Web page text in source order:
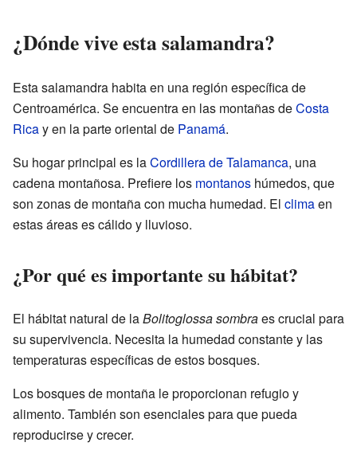
¿Dónde vive esta salamandra?
Esta salamandra habita en una región específica de
Centroamérica. Se encuentra en las montañas deCosta
Ricay en la parte oriental de Panamá.
Su hogar principal es laCordillera de Talamanca, una
cadena montañosa. Prefiere los montanos húmedos, que
son zonas de montaña con mucha humedad. El climaen
estas áreas es cálido y lluvioso.
¿Por qué es importante su hábitat?
El hábitat natural de laBolitoglossa sombraes crucial para
su supervivencia. Necesita la humedad constante y las
temperaturas específicas de estos bosques.
Los bosques de montaña le proporcionan refugio y
alimento. También son esenciales para que pueda
reproducirse y crecer.